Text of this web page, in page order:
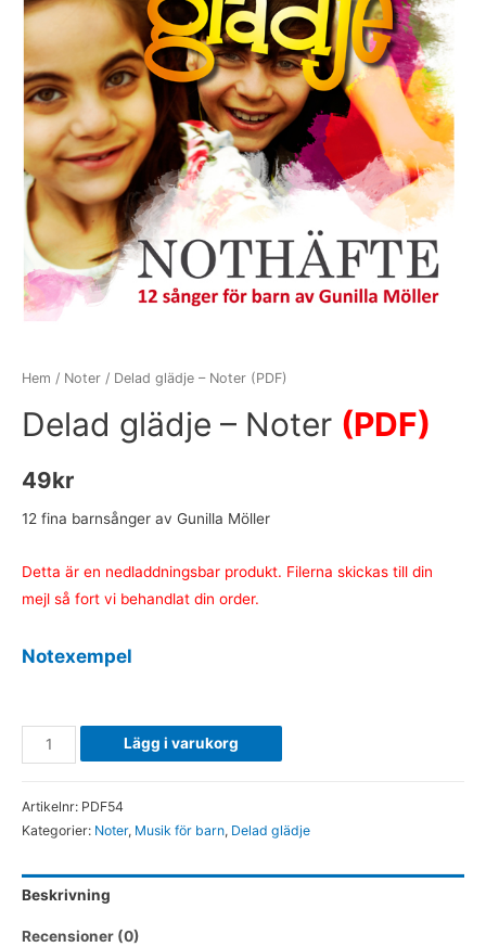
Hem / Noter / Delad glädje – Noter (PDF)
Delad glädje – Noter (PDF)
49kr
12 fina barnsånger av Gunilla Möller
Detta är en nedladdningsbar produkt. Filerna skickas till din
mejl så fort vi behandlat din order.
Notexempel
Delad
glädje
mängd
Lägg i varukorg
Artikelnr: PDF54
Kategorier: Noter, Musik för barn, Delad glädje
Beskrivning
Recensioner (0)